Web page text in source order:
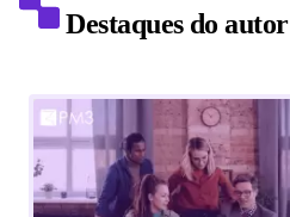
Destaques do autor